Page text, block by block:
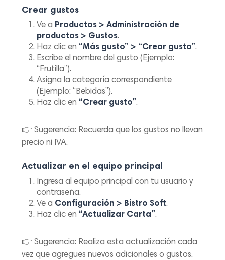
Crear gustos
Ve a Productos > Administración de
productos > Gustos.
Haz clic en “Más gusto” > “Crear gusto”.
Escribe el nombre del gusto (Ejemplo:
“Frutilla”).
Asigna la categoría correspondiente
(Ejemplo: “Bebidas”).
Haz clic en “Crear gusto”.
👉Sugerencia: Recuerda que los gustos no llevan
precio ni IVA.
Actualizar en el equipo principal
Ingresa al equipo principal con tu usuario y
contraseña.
Ve a Configuración > Bistro Soft.
Haz clic en “Actualizar Carta”.
👉Sugerencia: Realiza esta actualización cada
vez que agregues nuevos adicionales o gustos.